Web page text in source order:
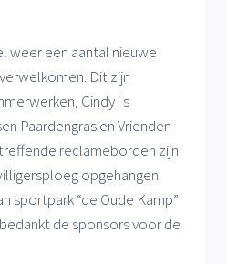
weer een aantal nieuwe
Dit zijn
Cindy´s
Paardengras en Vrienden
reclameborden zijn
opgehangen
sportpark “de Oude Kamp”
de sponsors voor de